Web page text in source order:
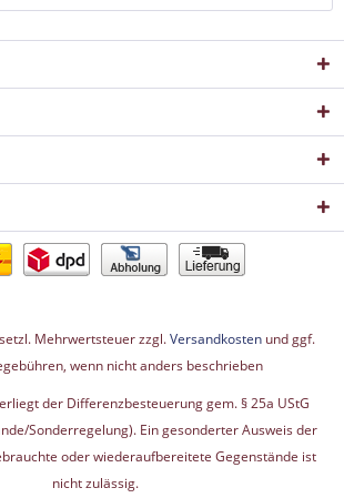
Mehrwertsteuer zzgl.Versandkosten und ggf.
wenn nicht anders beschrieben
der Differenzbesteuerung gem. § 25a UStG
Sonderregelung). Ein gesonderter Ausweis der
oder wiederaufbereitete Gegenstände ist
nicht zulässig.